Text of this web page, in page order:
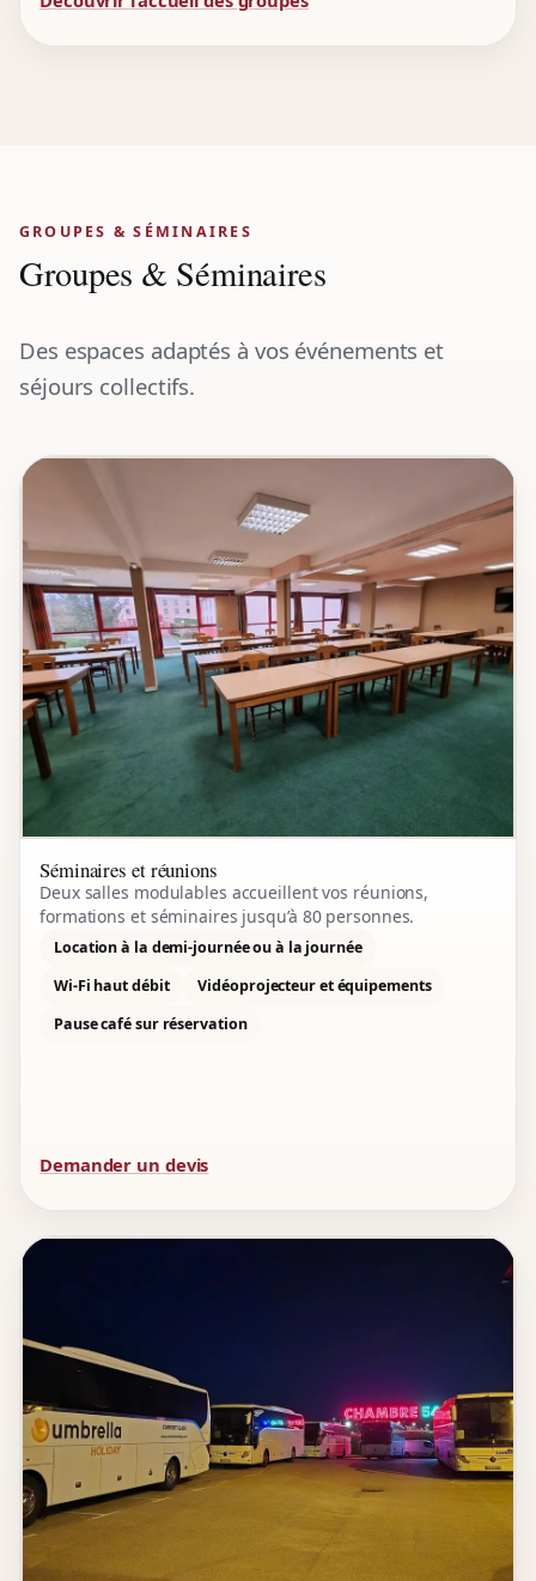
GROUPES & SÉMINAIRES
Groupes & Séminaires
Des espaces adaptés à vos événements et
séjours collectifs.
Séminaires et réunions
Deux salles modulables accueillent vos réunions,
formations et séminaires jusqu’à 80 personnes.
Location à la demi-journée ou à la journée
Wi-Fi haut débit
Vidéoprojecteur et équipements
Pause café sur réservation
Demander un devis